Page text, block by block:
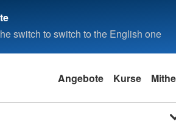
switch to switch to the English one
Angebote Kurse